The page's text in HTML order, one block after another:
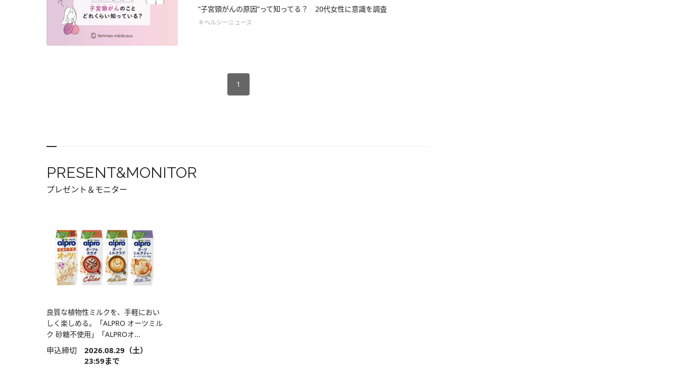
“子宮頸がんの原因”って知ってる？ 20代女性に意識を調査
＃ヘルシーニュース
1
PRESENT&MONITOR
プレゼント＆モニター
良質な植物性ミルクを、手軽におい
しく楽しめる。「ALPRO オーツミル
ク 砂糖不使用」「ALPROオ...
申込締切 2026.08.29（土）
23:59まで